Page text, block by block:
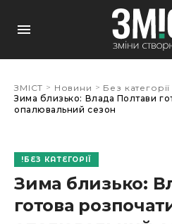
ЗМІСТ > Новини > Без категорії
Зима близько: Влада Полтави
опалювальний сезон
БЕЗ КАТЕГОРІЇ
Зима близько:
готова